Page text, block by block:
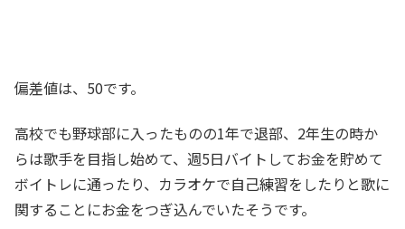
偏差値は、50です。
高校でも野球部に入ったものの1年で退部、2年生の時か
らは歌手を目指し始めて、週5日バイトしてお金を貯めて
ボイトレに通ったり、カラオケで自己練習をしたりと歌に
関することにお金をつぎ込んでいたそうです。